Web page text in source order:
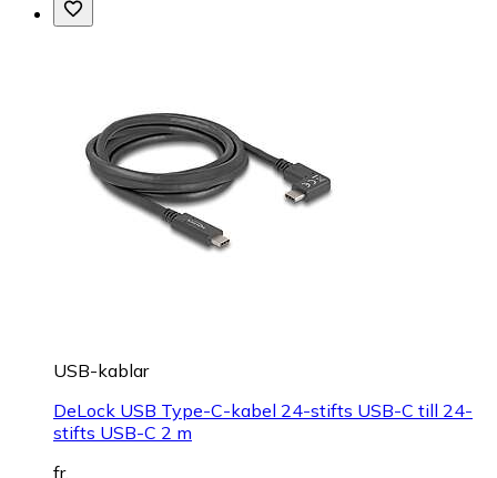
USB-kablar
DeLock USB Type-C-kabel 24-stifts USB-C till 24-
stifts USB-C 2 m
fr.